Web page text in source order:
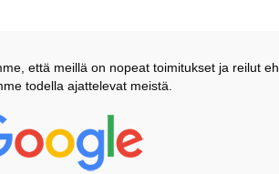
että meillä on nopeat toimitukset ja reilut
todella ajattelevat meistä.
Prisjakt Arvostelu: 4.7 Tähdet